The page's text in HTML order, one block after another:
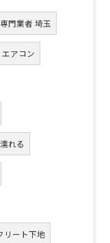
門業者 埼玉
アコン
れる
リート下地